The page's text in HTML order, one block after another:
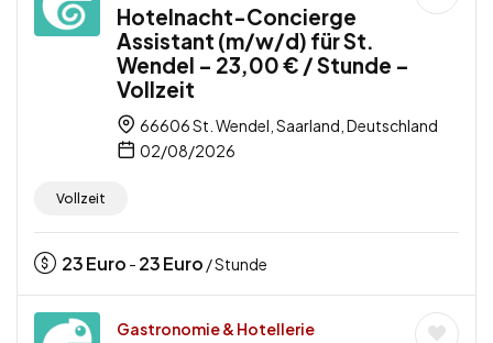
Hotelnacht-Concierge
Assistant (m/w/d) für St.
Wendel – 23,00 € / Stunde –
Vollzeit
66606 St. Wendel, Saarland, Deutschland
02/08/2026
Vollzeit
23Euro - 23Euro / Stunde
Gastronomie & Hotellerie